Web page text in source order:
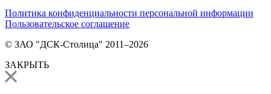
Политика конфиденциальности персональной информации
Пользовательское соглашение
© ЗАО "ДСК-Столица" 2011–2026
ЗАКРЫТЬ